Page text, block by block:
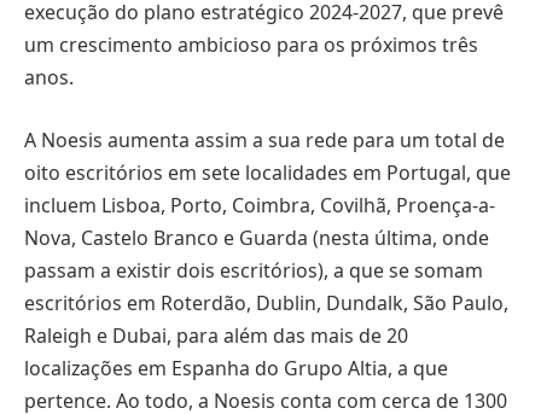
execução do plano estratégico 2024-2027, que prevê
um crescimento ambicioso para os próximos três
anos.
A Noesis aumenta assim a sua rede para um total de
oito escritórios em sete localidades em Portugal, que
incluem Lisboa, Porto, Coimbra, Covilhã, Proença-a-
Nova, Castelo Branco e Guarda (nesta última, onde
passam a existir dois escritórios), a que se somam
escritórios em Roterdão, Dublin, Dundalk, São Paulo,
Raleigh e Dubai, para além das mais de 20
localizações em Espanha do Grupo Altia, a que
pertence. Ao todo, a Noesis conta com cerca de 1300